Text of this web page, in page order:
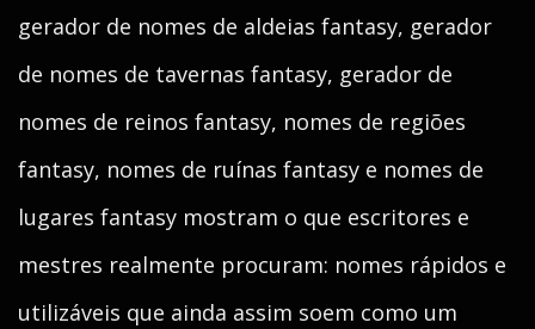
gerador de nomes de aldeias fantasy, gerador
de nomes de tavernas fantasy, gerador de
nomes de reinos fantasy, nomes de regiões
fantasy, nomes de ruínas fantasy e nomes de
lugares fantasy mostram o que escritores e
mestres realmente procuram: nomes rápidos e
utilizáveis que ainda assim soem como um